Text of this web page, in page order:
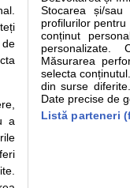
disponibile pe
ca pe langa
Clickmed.
-
Alternativa a
0800.080.999
a
Stocarea și/
profilurilor
conținut
personalizate.
Măsurarea
selecta
din surse
Date precise de
Listă parteneri